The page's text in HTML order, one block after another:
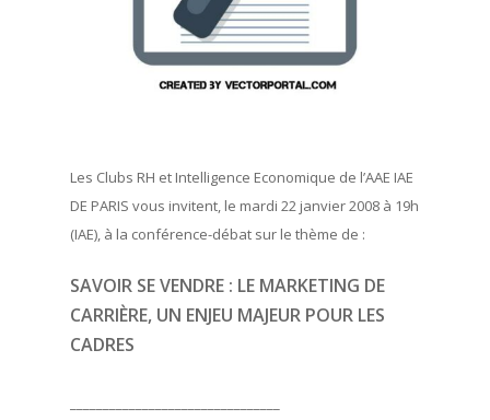
Les Clubs RH et Intelligence Economique de l’AAE IAE
DE PARIS vous invitent, le mardi 22 janvier 2008 à 19h
(IAE), à la conférence-débat sur le thème de :
SAVOIR SE VENDRE : LE MARKETING DE
CARRIÈRE, UN ENJEU MAJEUR POUR LES
CADRES